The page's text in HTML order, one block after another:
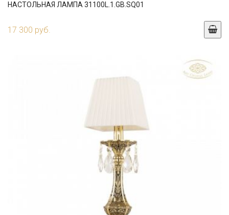
НАСТОЛЬНАЯ ЛАМПА 31100L.1.GB.SQ01
17 300 руб.